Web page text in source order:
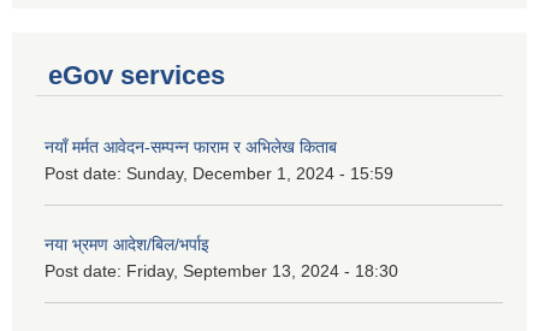
eGov services
नयाँ मर्मत आवेदन-सम्पन्न फाराम र अभिलेख किताब
Post date: Sunday, December 1, 2024 - 15:59
नया भ्रमण आदेश/बिल/भर्पाइ
Post date: Friday, September 13, 2024 - 18:30